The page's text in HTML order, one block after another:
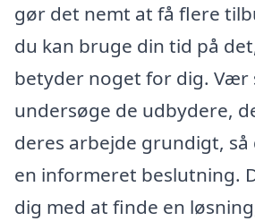
gør det nemt at få flere
du kan bruge din tid på
betyder noget for dig. Vær
undersøge de udbydere,
deres arbejde grundigt,
en informeret beslutning.
dig med at finde en